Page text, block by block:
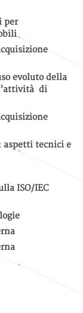
per
evoluto della
di
tecnici e
ISO/IEC